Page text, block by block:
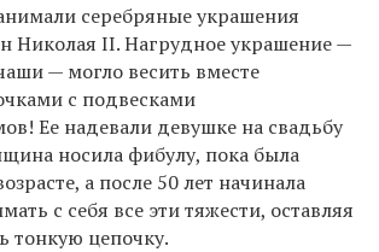
серебряные украшения
Николая II. Нагрудное украшение —
— могло весить вместе
с подвесками
Ее надевали девушке на свадьбу
носила фибулу, пока была
а после 50 лет начинала
с себя все эти тяжести, оставляя
тонкую цепочку.